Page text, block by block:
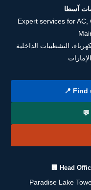
Expert services for
التشطيبات الداخلية
📍 Find
Paradise Lake